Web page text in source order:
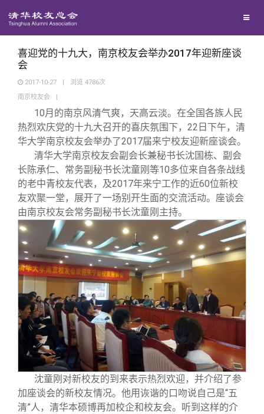
地区联络
年级联络
院系校友工作
专业委员会
兴趣群体
西南联大校友会
回馈母校
捐赠项目
捐赠新闻
捐赠纪事
捐赠方法
义工计划
媒体平台
《清华校友通讯》
《水木清华》
我要订阅
新媒体平台
百年清华
清华人物
清华故事
青春风采
校友文苑
校友讲坛
校友视界
校友服务
终身学习
信息化服务
三创大赛
实用信息
校友总会
总会简介
会长致辞
总会章程
理事会名单
制度法规
联系我们
关闭
喜迎党的十九大，南京校友会举办2017年迎新座谈
会
2017-10-27 | 浏览 4786次
南京校友会
|
10月的南京风清气爽，天高云淡。在全国各族人民
热烈欢庆党的十九大召开的喜庆氛围下，22日下午，清
华大学南京校友会举办了2017届来宁校友迎新座谈会。
清华大学南京校友会副会长兼秘书长沈国栋、副会
长陈承仁、常务副秘书长沈童刚等10多位来自各条战线
的老中青校友代表，及2017年来宁工作的近60位新校
友欢聚一堂，展开了一场别开生面的交流活动。座谈会
由南京校友会常务副秘书长沈童刚主持。
沈童刚对新校友的到来表示热烈欢迎，并介绍了参
加座谈会的新校友情况。他用诙谐的口吻说自己是“五
清”人，清华本硕博再加校企和校友会。听到这样的介